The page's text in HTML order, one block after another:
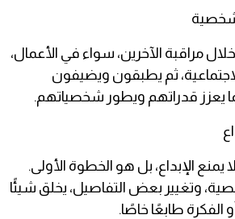
مراقبة الآخرين، سواء في الأعمال،
الاجتماعية، ثم يطبقون ويضيفون
يعزز قدراتهم ويطور شخصياتهم.
يمنع الإبداع، بل هو الخطوة الأولى.
وتغيير بعض التفاصيل، يخلق شيئًا
الفكرة طابعًا خاصًا.